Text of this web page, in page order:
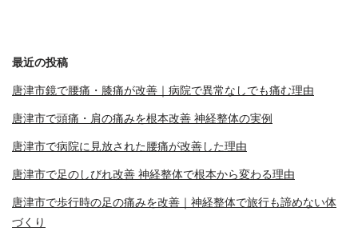
最近の投稿
唐津市鏡で腰痛・膝痛が改善｜病院で異常なしでも痛む理由
唐津市で頭痛・肩の痛みを根本改善 神経整体の実例
唐津市で病院に見放された腰痛が改善した理由
唐津市で足のしびれ改善 神経整体で根本から変わる理由
唐津市で歩行時の足の痛みを改善｜神経整体で旅行も諦めない体
づくり